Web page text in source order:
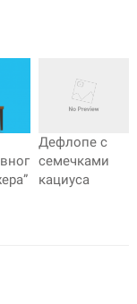
Дефлопе с
семечками
кациуса